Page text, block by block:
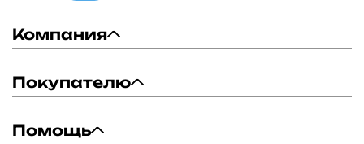
Компания
Покупателю
Помощь